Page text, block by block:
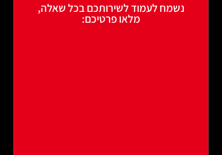
נשמח לעמוד לשירותכם בכל שאלה,
מלאו פרטיכם: